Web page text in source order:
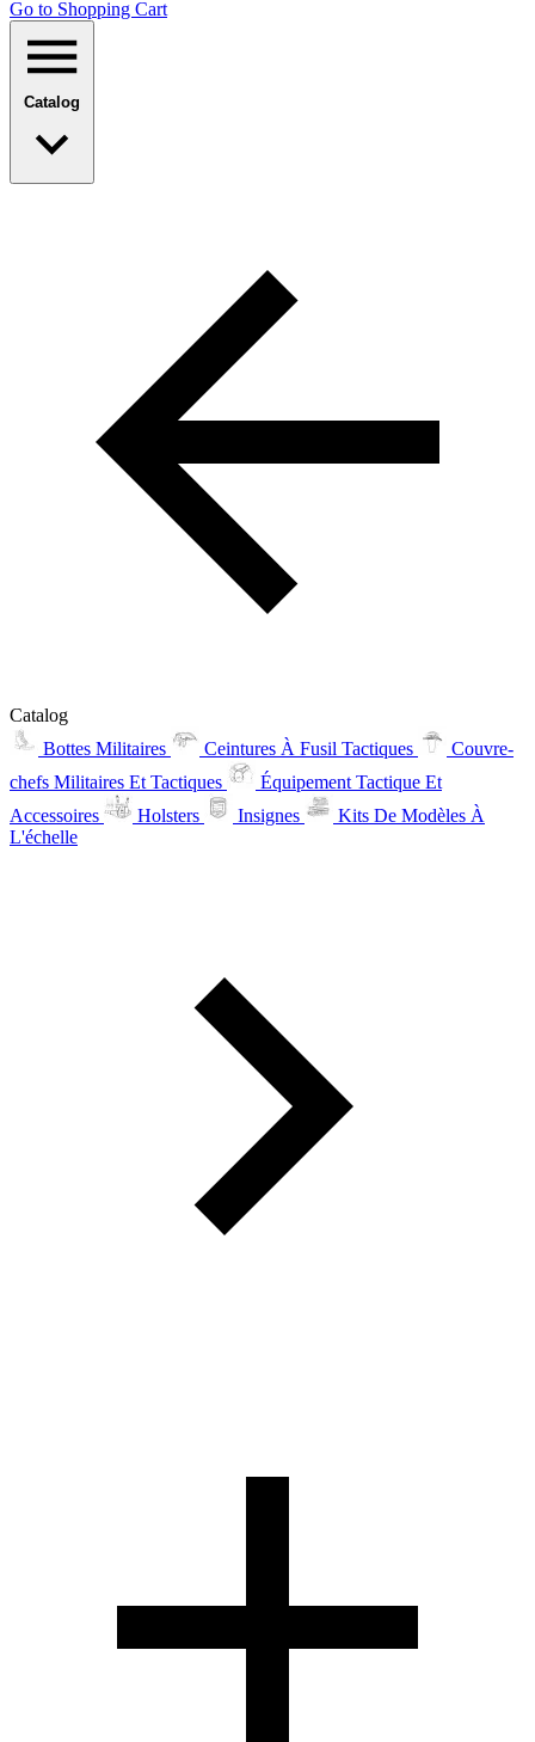
Go to Shopping Сart
Catalog
Catalog
Bottes Militaires
Ceintures À Fusil Tactiques
Couvre-
chefs Militaires Et Tactiques
Équipement Tactique Et
Accessoires
Holsters Insignes
Kits De Modèles À
L'échelle